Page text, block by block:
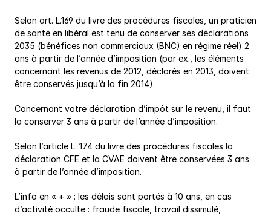
Selon art. L.169 du livre des procédures fiscales, un praticien
de santé en libéral est tenu de conserver ses déclarations
2035 (bénéfices non commerciaux (BNC) en régime réel) 2
ans à partir de l’année d’imposition (par ex., les éléments
concernant les revenus de 2012, déclarés en 2013, doivent
être conservés jusqu’à la fin 2014).
Concernant votre déclaration d’impôt sur le revenu, il faut
la conserver 3 ans à partir de l’année d’imposition.
Selon l’article L. 174 du livre des procédures fiscales la
déclaration CFE et la CVAE doivent être conservées 3 ans
à partir de l’année d’imposition.
L’info en « + » : les délais sont portés à 10 ans, en cas
d’activité occulte : fraude fiscale, travail dissimulé,